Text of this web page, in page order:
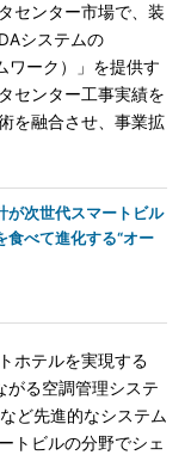
センター市場で、装
システムの
ワーク）」を提供す
センター工事実績を
を融合させ、事業拡
が次世代スマートビル
べて進化する“オー
ホテルを実現する
がる空調管理システ
ど先進的なシステム
トビルの分野でシェ